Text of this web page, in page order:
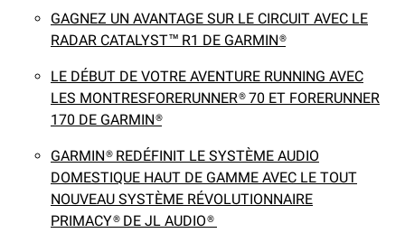
GAGNEZ UN AVANTAGE SUR LE CIRCUIT AVEC LE
RADAR CATALYST™ R1 DE GARMIN®
LE DÉBUT DE VOTRE AVENTURE RUNNING AVEC
LES MONTRESFORERUNNER® 70 ET FORERUNNER
170 DE GARMIN®
GARMIN® REDÉFINIT LE SYSTÈME AUDIO
DOMESTIQUE HAUT DE GAMME AVEC LE TOUT
NOUVEAU SYSTÈME RÉVOLUTIONNAIRE
PRIMACY® DE JL AUDIO®